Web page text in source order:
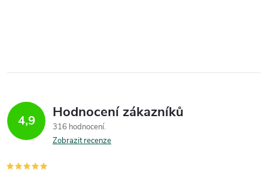
4,9 Hodnocení zákazníků
316 hodnocení
Zobrazit recenze